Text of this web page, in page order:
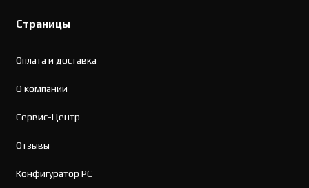
Страницы
Оплата и доставка
О компании
Сервис-Центр
Отзывы
Конфигуратор PC